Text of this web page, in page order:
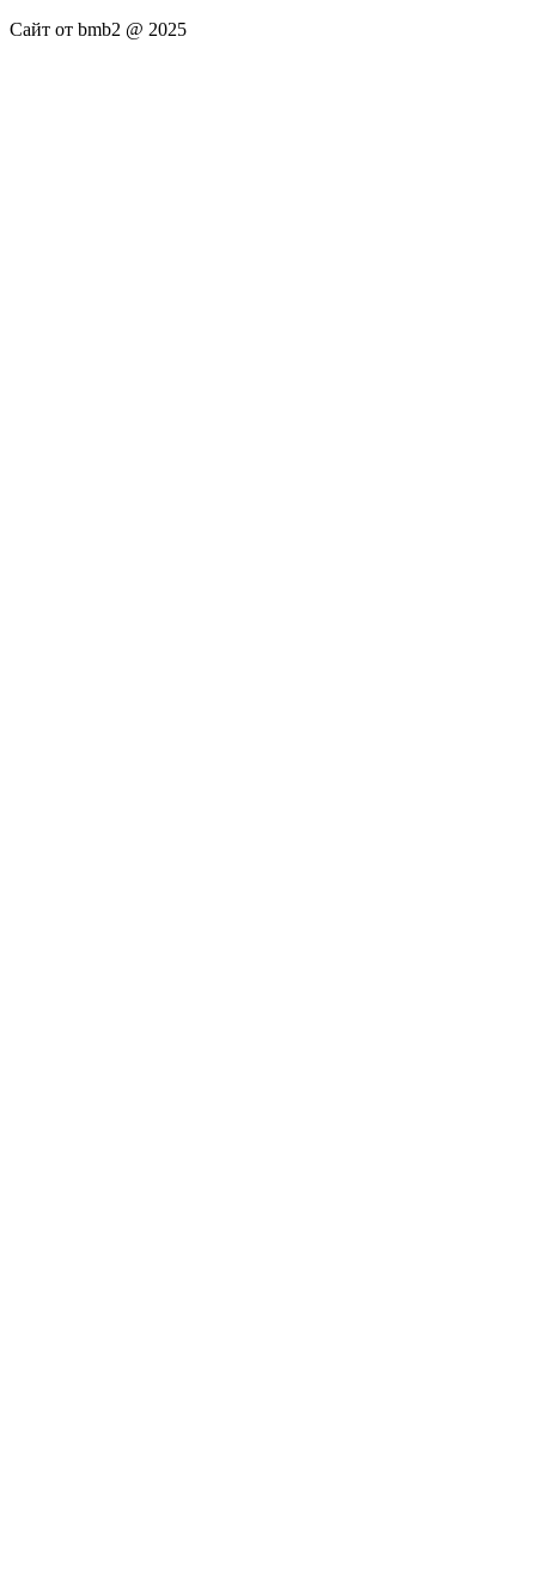
Сайт от bmb2 @ 2025